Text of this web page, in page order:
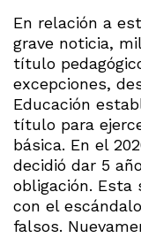
En relación a
grave noticia,
título
excepciones,
Educación
título para
básica. En el
decidió dar 5
obligación. Esta
con el
falsos.